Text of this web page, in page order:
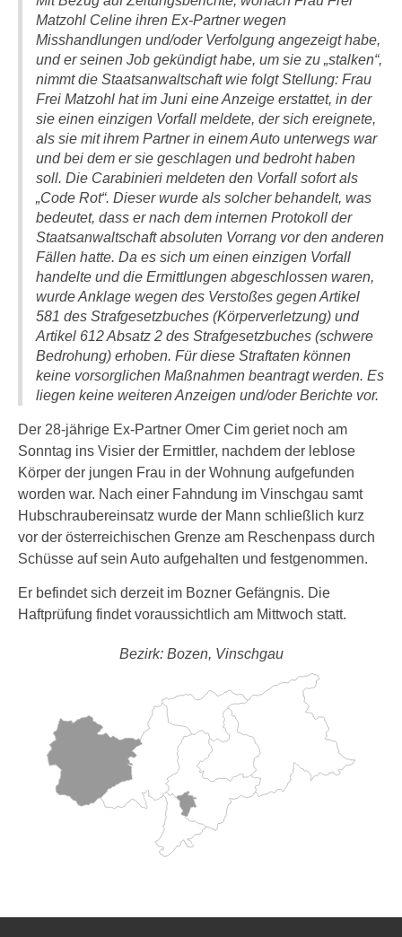
Matzohl Celine ihren Ex-Partner wegen
Misshandlungen und/oder Verfolgung angezeigt habe,
und er seinen Job gekündigt habe, um sie zu „stalken“,
nimmt die Staatsanwaltschaft wie folgt Stellung: Frau
Frei Matzohl hat im Juni eine Anzeige erstattet, in der
sie einen einzigen Vorfall meldete, der sich ereignete,
als sie mit ihrem Partner in einem Auto unterwegs war
und bei dem er sie geschlagen und bedroht haben
soll. Die Carabinieri meldeten den Vorfall sofort als
„Code Rot“. Dieser wurde als solcher behandelt, was
bedeutet, dass er nach dem internen Protokoll der
Staatsanwaltschaft absoluten Vorrang vor den anderen
Fällen hatte. Da es sich um einen einzigen Vorfall
handelte und die Ermittlungen abgeschlossen waren,
wurde Anklage wegen des Verstoßes gegen Artikel
581 des Strafgesetzbuches (Körperverletzung) und
Artikel 612 Absatz 2 des Strafgesetzbuches (schwere
Bedrohung) erhoben. Für diese Straftaten können
keine vorsorglichen Maßnahmen beantragt werden. Es
liegen keine weiteren Anzeigen und/oder Berichte vor.
Der 28-jährige Ex-Partner Omer Cim geriet noch am
Sonntag ins Visier der Ermittler, nachdem der leblose
Körper der jungen Frau in der Wohnung aufgefunden
worden war. Nach einer Fahndung im Vinschgau samt
Hubschraubereinsatz wurde der Mann schließlich kurz
vor der österreichischen Grenze am Reschenpass durch
Schüsse auf sein Auto aufgehalten und festgenommen.
Er befindet sich derzeit im Bozner Gefängnis. Die
Haftprüfung findet voraussichtlich am Mittwoch statt.
Bezirk: Bozen, Vinschgau